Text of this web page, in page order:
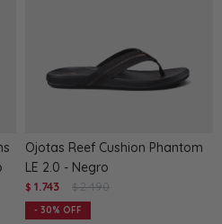
Ojotas Reef Cushion Phantom
LE 2.0 - Negro
$ 1.743 $ 2.490
30